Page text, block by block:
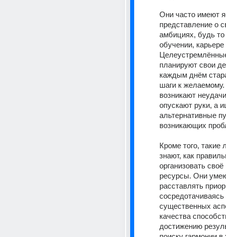
Они часто имеют
представление о
амбициях, будь то
обучении,
планируют свои
каждым днём
шаги к
возникают
опускают руки, а
альтернативные
возникающих
Кроме того, такие
знают, как
организовать
ресурсы. Они
расставлять
сосредотачиваясь
существенных
качества
достижению